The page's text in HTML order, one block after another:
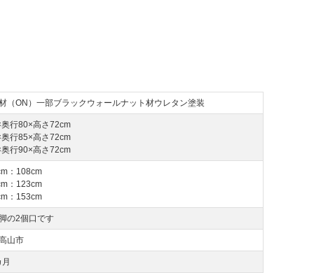
（ON）一部ブラックウォールナット材ウレタン塗装
行80×高さ72cm
行85×高さ72cm
行90×高さ72cm
：108cm
：123cm
：153cm
の2個口です
山市